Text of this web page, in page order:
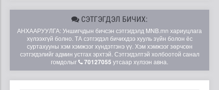
СЭТГЭГДЭЛ БИЧИХ:
АНХААРУУЛГА: Уншигчдын бичсэн сэтгэгдэлд MNB.mn хариуцлага
хүлээхгүй болно. ТА сэтгэгдэл бичихдээ хууль зүйн болон ёс
суртахууны хэм хэмжээг хүндэтгэнэ үү. Хэм хэмжээг зөрчсөн
сэтгэгдэлийг админ устгах эрхтэй. Сэтгэгдэлтэй холбоотой санал
гомдолыг
70127055 утсаар хүлээн авна.